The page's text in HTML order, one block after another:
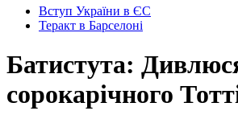
Вступ України в ЄС
Теракт в Барселоні
Батистута:
сорокарічного